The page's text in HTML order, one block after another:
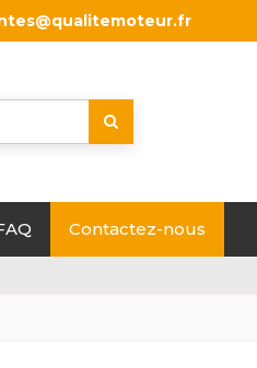
Contactez-nous